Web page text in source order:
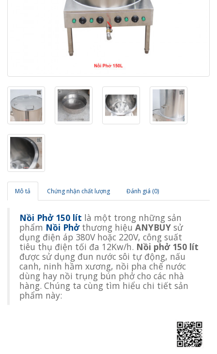
Mô tả Chứng nhận chất lượng Đánh giá (0)
Nồi Phở 150 lít là một trong những sản
phẩm Nồi Phởthương hiệu ANYBUY sử
dụng điện áp 380V hoặc 220V, công suất
tiêu thụ điện tối đa 12Kw/h. Nồi phở 150 lít
được sử dụng đun nước sôi tự động, nấu
canh, ninh hầm xương, nồi pha chế nước
dùng hay nồi trụng bún phở cho các nhà
hàng. Chúng ta cùng tìm hiểu chi tiết sản
phẩm này: